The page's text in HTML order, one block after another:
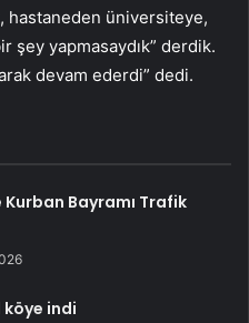
hastaneden üniversiteye,
şey yapmasaydık” derdik.
devam ederdi” dedi.
Kurban Bayramı Trafik
köye indi